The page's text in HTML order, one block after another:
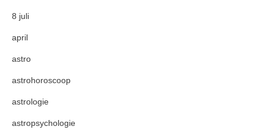
8 juli
april
astro
astrohoroscoop
astrologie
astropsychologie